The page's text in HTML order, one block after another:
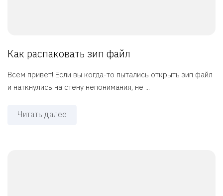
Как распаковать зип файл
Всем привет! Если вы когда-то пытались открыть зип файл
и наткнулись на стену непонимания, не ...
Читать далее